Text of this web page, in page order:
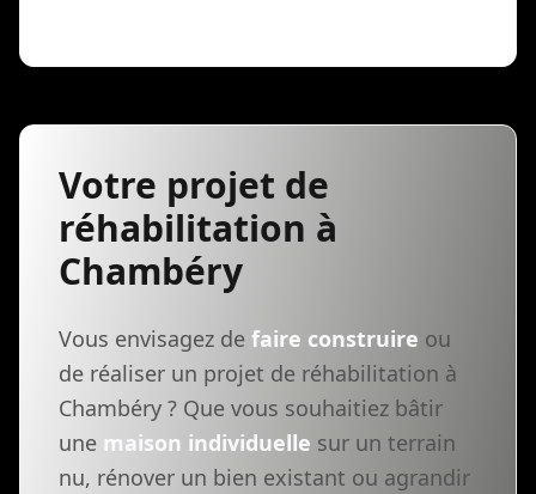
Votre projet de
réhabilitation à
Chambéry
Vous envisagez de faire construire ou
de réaliser un projet de réhabilitation à
Chambéry ? Que vous souhaitiez bâtir
une maison individuelle sur un terrain
nu, rénover un bien existant ou agrandir